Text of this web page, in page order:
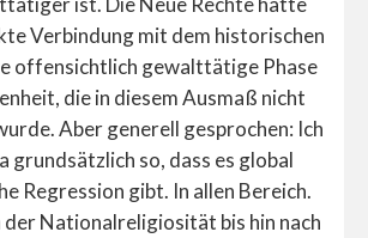
Verbindung mit dem historischen
offensichtlich gewalttätige Phase
die in diesem Ausmaß nicht
Aber generell gesprochen: Ich
grundsätzlich so, dass es global
Regression gibt. In allen Bereich.
der Nationalreligiosität bis hin nach